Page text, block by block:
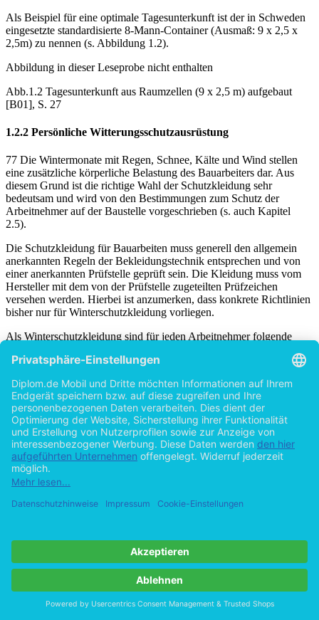
Sanitärräumen.
Als Beispiel für eine optimale Tagesunterkunft ist der in Schweden
2,5m) zu nennen (s. Abbildung 1.2).
Abbildung in dieser Leseprobe nicht enthalten
[B01], S. 27
1.2.2 Persönliche Witterungsschutzausrüstung
77 Die Wintermonate mit Regen, Schnee, Kälte und Wind stellen
eine zusätzliche körperliche Belastung des Bauarbeiters dar. Aus
diesem Grund ist die richtige Wahl der Schutzkleidung sehr
bedeutsam und wird von den Bestimmungen zum Schutz der
2.5).
Die Schutzkleidung für Bauarbeiten muss generell den allgemein
anerkannten Regeln der Bekleidungstechnik entsprechen und von
einer anerkannten Prüfstelle geprüft sein. Die Kleidung muss vom
Hersteller mit dem von der Prüfstelle zugeteilten Prüfzeichen
bisher nur für Winterschutzkleidung vorliegen.
Als Winterschutzkleidung sind für jeden Arbeitnehmer folgende
unabhängig von den tatsächlichen Witterungsbedingungen, auf der
Baustelle bereitzuhalten(vgl. [B02], S. 23-25):
- Ein zweiteiligerWinterschutzanzugnach DIN 61 536 aus
polyuhrethanbeschichtetem Baumwollgewebe in der
Sicherheitsfarbe Gelb, bestehend aus Jacke oder Mantel und
Latzhose. In die Jacke bzw. den Mantel wird ein Webpelzfutter
mittels Reisverschluss eingesetzt, eine abknöpfbare Kapuze ist
vorteilhaft (s. Abbildung 1.3). Entscheidend ist, dass der komplette
Anzug getragen wird, damit eventueller Niederschlag über die Jacke
kleidung liegt ferner darin, dass sie, nach Herausnehmen des Futters,
auch zu anderen Jahreszeiten als Regenschutzkleidung verwendet
werden kann. Das Gewebe der Schutzkleidung muss
wasserdampfdurchlässig sein, damit die Hautfeuchtigkeit durch
Schwitzen nach außen abgeführt werden kann. Gore-Tex, Sympa-
Tex oder ähnliche Gewebe sind zu diesem Zweck besonders gut